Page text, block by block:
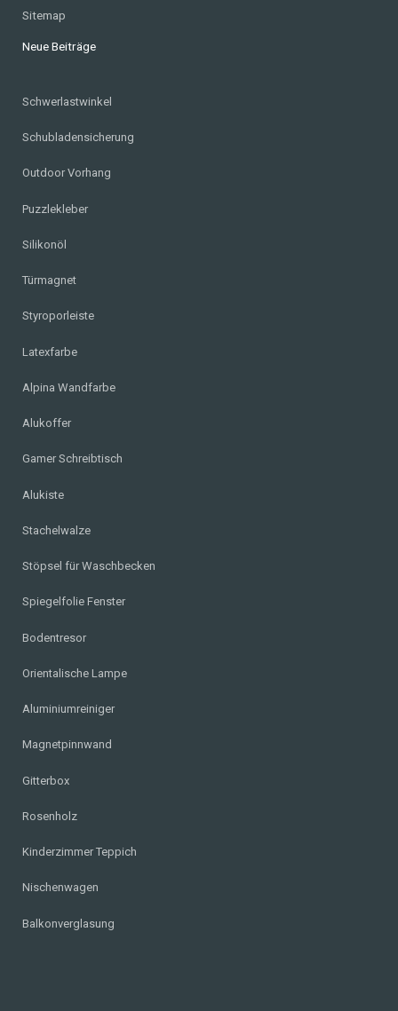
Sitemap
Neue Beiträge
Schwerlastwinkel
Schubladensicherung
Outdoor Vorhang
Puzzlekleber
Silikonöl
Türmagnet
Styroporleiste
Latexfarbe
Alpina Wandfarbe
Alukoffer
Gamer Schreibtisch
Alukiste
Stachelwalze
Stöpsel für Waschbecken
Spiegelfolie Fenster
Bodentresor
Orientalische Lampe
Aluminiumreiniger
Magnetpinnwand
Gitterbox
Rosenholz
Kinderzimmer Teppich
Nischenwagen
Balkonverglasung